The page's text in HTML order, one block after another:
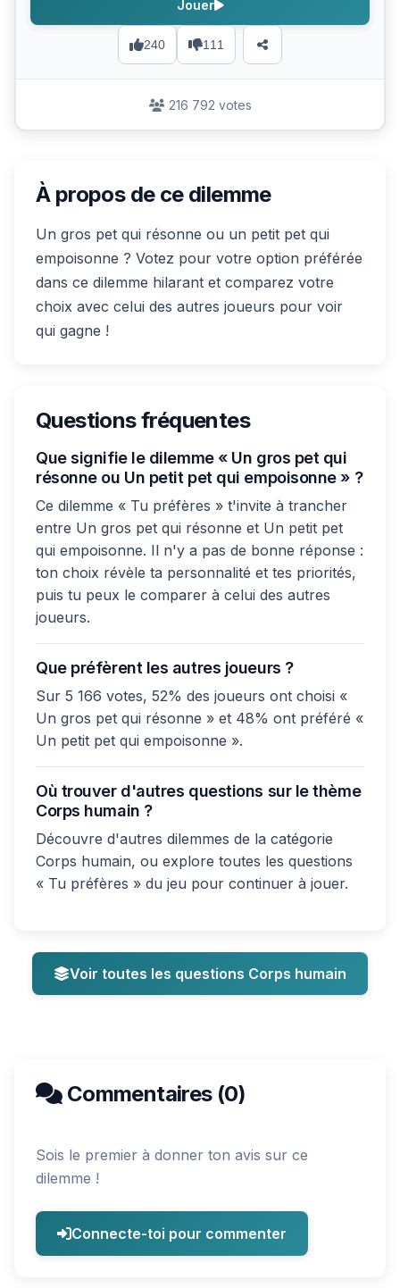
240 111
Jouer
216 792 votes
À propos de ce dilemme
Un gros pet qui résonne ou un petit pet qui
empoisonne ? Votez pour votre option préférée
dans ce dilemme hilarant et comparez votre
choix avec celui des autres joueurs pour voir
qui gagne !
Questions fréquentes
Que signifie le dilemme « Un gros pet qui
résonne ou Un petit pet qui empoisonne » ?
Ce dilemme « Tu préfères » t'invite à trancher
entre Un gros pet qui résonne et Un petit pet
qui empoisonne. Il n'y a pas de bonne réponse :
ton choix révèle ta personnalité et tes priorités,
puis tu peux le comparer à celui des autres
joueurs.
Que préfèrent les autres joueurs ?
Sur 5 166 votes, 52% des joueurs ont choisi «
Un gros pet qui résonne » et 48% ont préféré «
Un petit pet qui empoisonne ».
Où trouver d'autres questions sur le thème
Corps humain ?
Découvre d'autres dilemmes de la catégorie
Corps humain, ou explore toutes les questions
« Tu préfères » du jeu pour continuer à jouer.
Voir toutes les questions Corps humain
Commentaires (0)
Sois le premier à donner ton avis sur ce
dilemme !
Connecte-toi pour commenter